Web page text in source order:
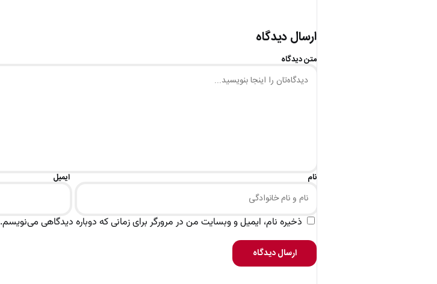
ارسال دیدگاه
متن دیدگاه
نام ایمیل
ذخیره نام، ایمیل و وبسایت من در مرورگر برای زمانی که دوباره دیدگاهی می‌نویسم.
ارسال دیدگاه